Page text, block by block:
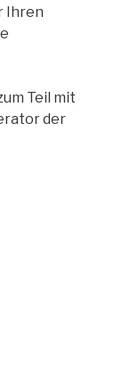
Ihren
Teil mit
der